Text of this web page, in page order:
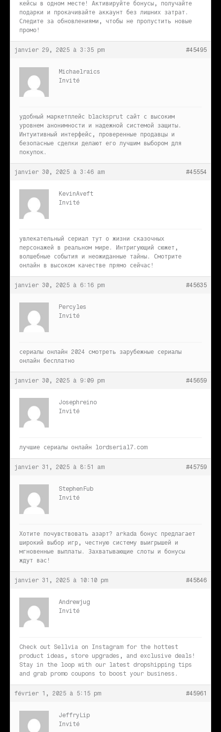
кейсы в одном месте! Активируйте бонусы, получайте
подарки и прокачивайте аккаунт без лишних затрат.
Следите за обновлениями, чтобы не пропустить новые
промо!
janvier 29, 2025 à 3:35 pm #45495
Michaelraics
Invité
удобный маркетплейс
blacksprut сайт с высоким
уровнем анонимности и надежной системой защиты.
Интуитивный интерфейс, проверенные продавцы и
безопасные сделки делают его лучшим выбором для
покупок.
janvier 30, 2025 à 3:46 am #45554
KevinAveft
Invité
увлекательный сериал тут о жизни сказочных
персонажей в реальном мире. Интригующий сюжет,
волшебные события и неожиданные тайны. Смотрите
онлайн в высоком качестве прямо сейчас!
janvier 30, 2025 à 6:16 pm #45635
Percyles
Invité
сериалы онлайн 2024 смотреть зарубежные сериалы
онлайн бесплатно
janvier 30, 2025 à 9:09 pm #45659
Josephreino
Invité
лучшие сериалы онлайн lordserial7.com
janvier 31, 2025 à 8:51 am #45759
StephenFub
Invité
Хотите почувствовать азарт? arkada бонус предлагает
широкий выбор игр, честную систему выигрышей и
мгновенные выплаты. Захватывающие слоты и бонусы
ждут вас!
janvier 31, 2025 à 10:10 pm #45846
Andrewjug
Invité
Check out Sellvia on Instagram for the hottest
product ideas, store upgrades, and exclusive deals!
Stay in the loop with our latest dropshipping tips
and grab promo coupons to boost your business.
février 1, 2025 à 5:15 pm #45961
JeffryLip
Invité